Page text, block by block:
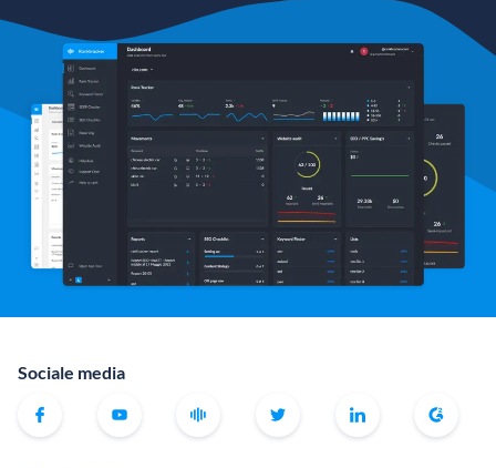
Sociale media